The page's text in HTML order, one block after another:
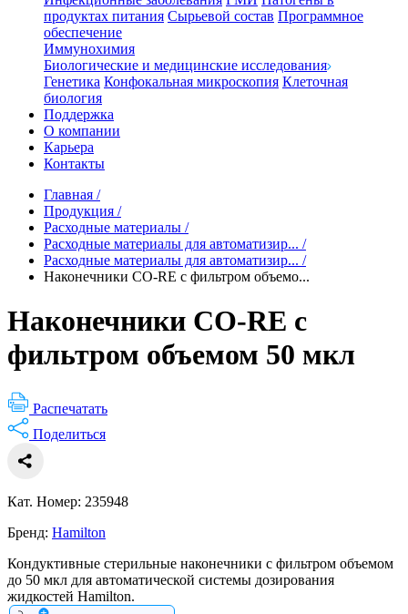
продуктах питания Сырьевой состав Программное
обеспечение
Иммунохимия
Биологические и медицинские исследования
Генетика Конфокальная микроскопия Клеточная
биология
Поддержка
О компании
Карьера
Контакты
Главная /
Продукция /
Расходные материалы /
Расходные материалы для автоматизир... /
Расходные материалы для автоматизир... /
Наконечники CO-RE с фильтром объемо...
Наконечники CO-RE с
фильтром объемом 50 мкл
Распечатать
Поделиться
Кат. Номер: 235948
Бренд: Hamilton
Кондуктивные стерильные наконечники с фильтром объемом
до 50 мкл для автоматической системы дозирования
жидкостей Hamilton.